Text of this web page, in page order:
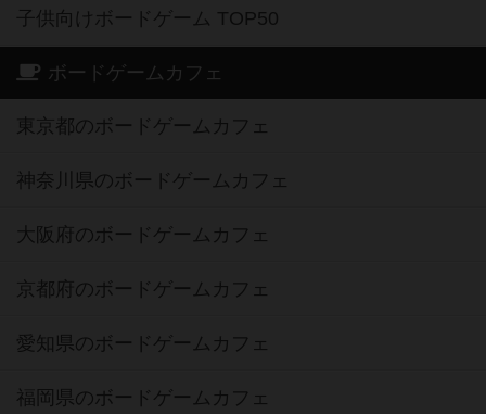
子供向けボードゲーム TOP50
ボードゲームカフェ
東京都のボードゲームカフェ
神奈川県のボードゲームカフェ
大阪府のボードゲームカフェ
京都府のボードゲームカフェ
愛知県のボードゲームカフェ
福岡県のボードゲームカフェ